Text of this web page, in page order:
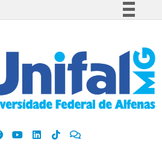
Participe
Acesso à informação
Legislação